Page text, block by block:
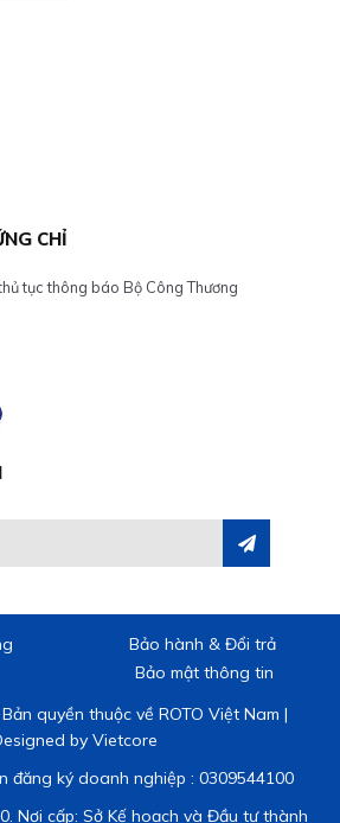
CHỈ
tục thông báo Bộ Công Thương
Bảo hành & Đổi trả
Bảo mật thông tin
quyền thuộc về ROTO Việt Nam |
by Vietcore
đăng ký doanh nghiệp : 0309544100
Nơi cấp: Sở Kế hoạch và Đầu tư thành